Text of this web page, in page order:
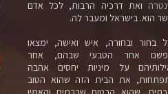
ואת דרכיה הרבות, לכל אדם
הוא. בישראל ומעבר לה.
בחור ובחורה, איש ואישה, ימצאו
אחר הטבעי שבהם, אחר
על מיניות יחסים אהבה
את הבית הזה שהוא הטוב